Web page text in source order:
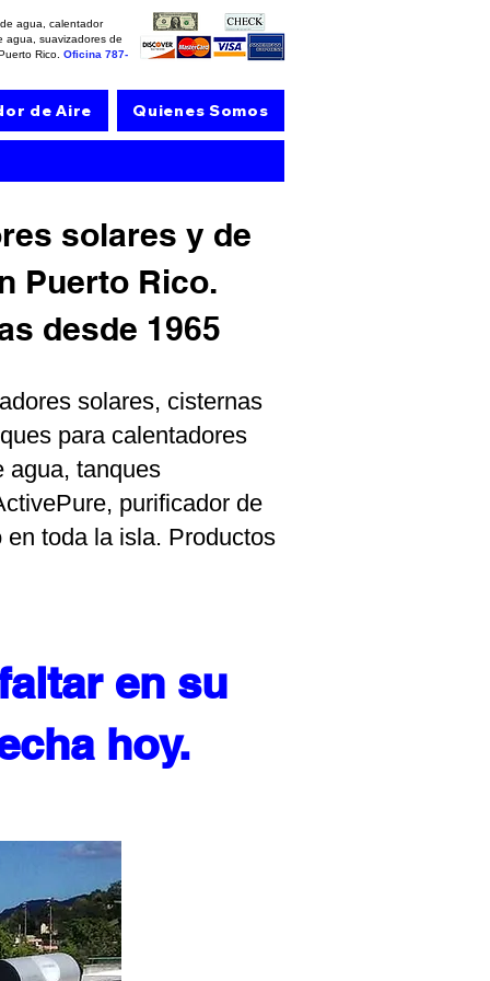
agua, calentador
agua, suavizadores de
Rico. Oficina 787-
de Aire Quienes Somos
solares y de
Puerto Rico.
desde 1965
solares, cisternas
para calentadores
agua, tanques
purificador de
toda la isla. Productos
en su
hoy.